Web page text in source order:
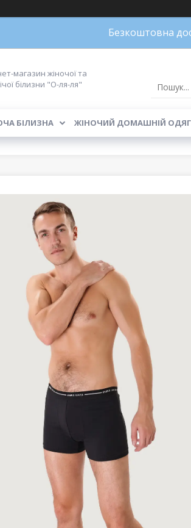
Безкоштовна
магазин жіночої та
білизни "О-ля-ля"
БІЛИЗНА ЖІНОЧИЙ ДОМАШНІЙ ОДЯГ